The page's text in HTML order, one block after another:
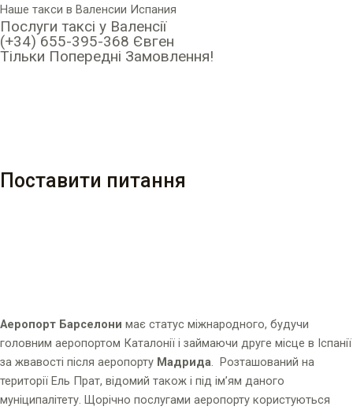
Перейти
до
вмісту
Наше такси в Валенсии Испания
Послуги таксі у Валенсії
(+34) 655-395-368 Євген
Тільки Попередні Замовлення!
Поставити питання
Аеропорт Барселони має статус міжнародного, будучи
головним аеропортом Каталонії і займаючи друге місце в Іспанії
за жвавості після аеропорту Мадрида. Розташований на
території Ель Прат, відомий також і під ім’ям даного
муніципалітету. Щорічно послугами аеропорту користуються